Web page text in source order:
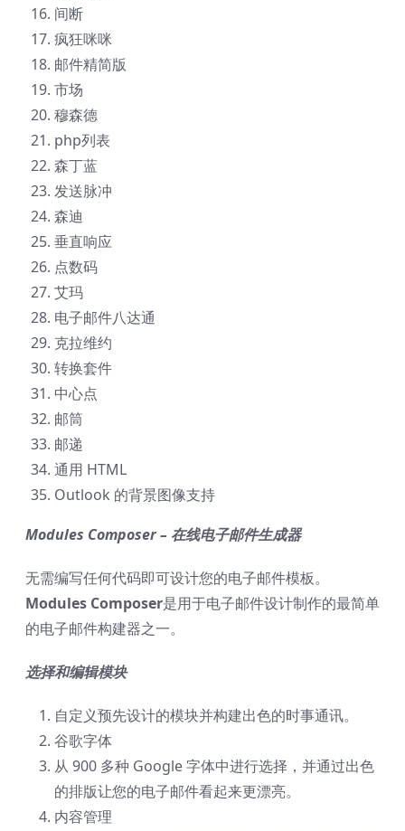
间断
疯狂咪咪
邮件精简版
市场
穆森德
php列表
森丁蓝
发送脉冲
森迪
垂直响应
点数码
艾玛
电子邮件八达通
克拉维约
转换套件
中心点
邮筒
邮递
通用 HTML
Outlook 的背景图像支持
Modules Composer – 在线电子邮件生成器
无需编写任何代码即可设计您的电子邮件模板。
Modules Composer是用于电子邮件设计制作的最简单
的电子邮件构建器之一。
选择和编辑模块
自定义预先设计的模块并构建出色的时事通讯。
谷歌字体
从 900 多种 Google 字体中进行选择，并通过出色
的排版让您的电子邮件看起来更漂亮。
内容管理